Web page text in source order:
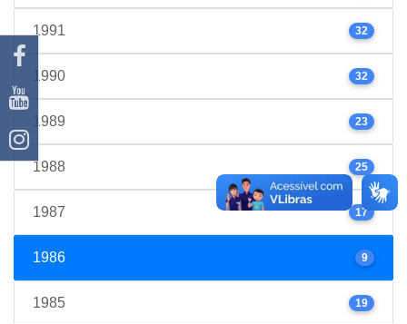
1991 32
1990 32
1989 23
1988 25
1987 17
1986 9
1985 19